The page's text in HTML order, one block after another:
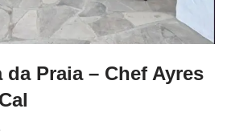
da Praia – Chef Ayres